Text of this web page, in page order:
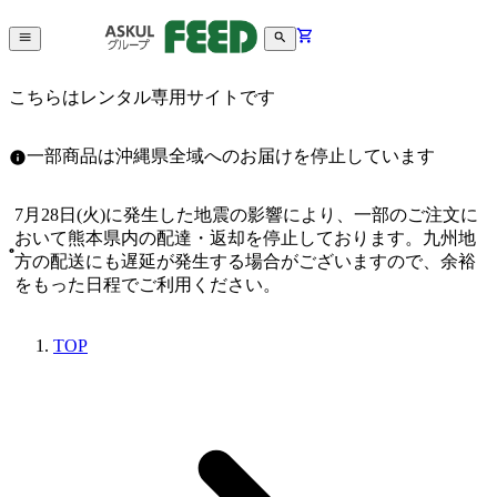
こちらはレンタル専用サイトです
一部商品は沖縄県全域へのお届けを停止しています
7月28日(火)に発生した地震の影響により、一部のご注文に
おいて熊本県内の配達・返却を停止しております。九州地
方の配送にも遅延が発生する場合がございますので、余裕
をもった日程でご利用ください。
TOP